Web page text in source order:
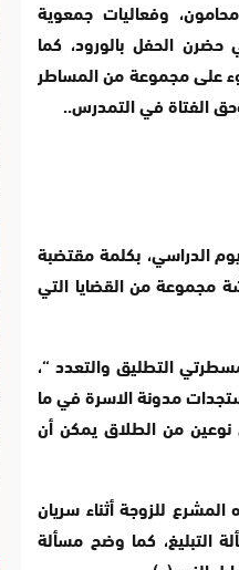
وفعاليات جمعوية
حضرن الحفل بالورود، كما
على مجموعة من المساطر
الفتاة في التمدرس..
الدراسي، بكلمة مقتضبة
مجموعة من القضايا التي
التطليق والتعدد “،
مدونة الاسرة في ما
نوعين من الطلاق يمكن أن
للزوجة أثناء سريان
التبليغ، كما وضح مسألة